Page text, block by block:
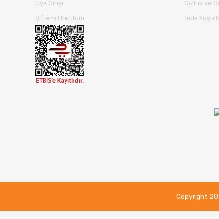
Üye Girişi
Şifremi Unuttum
Gizlilik ve
İade
Copyright